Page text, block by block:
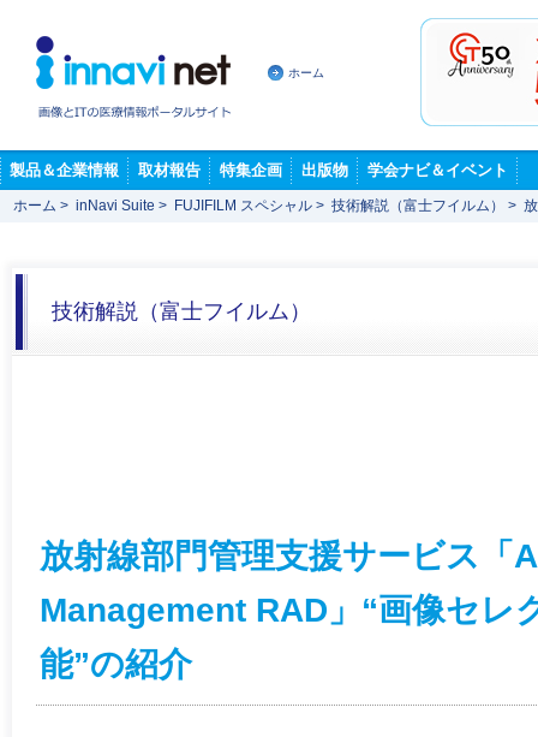
ホーム
製品＆企業情報 取材報告 特集企画 出版物 学会ナビ＆イベント
ホーム > inNavi Suite > FUJIFILM スペシャル > 技術解説（富士フイルム） >
技術解説（富士フイルム）
放射線部門管理支援サービス「
Management RAD」“画像セレ
能”の紹介